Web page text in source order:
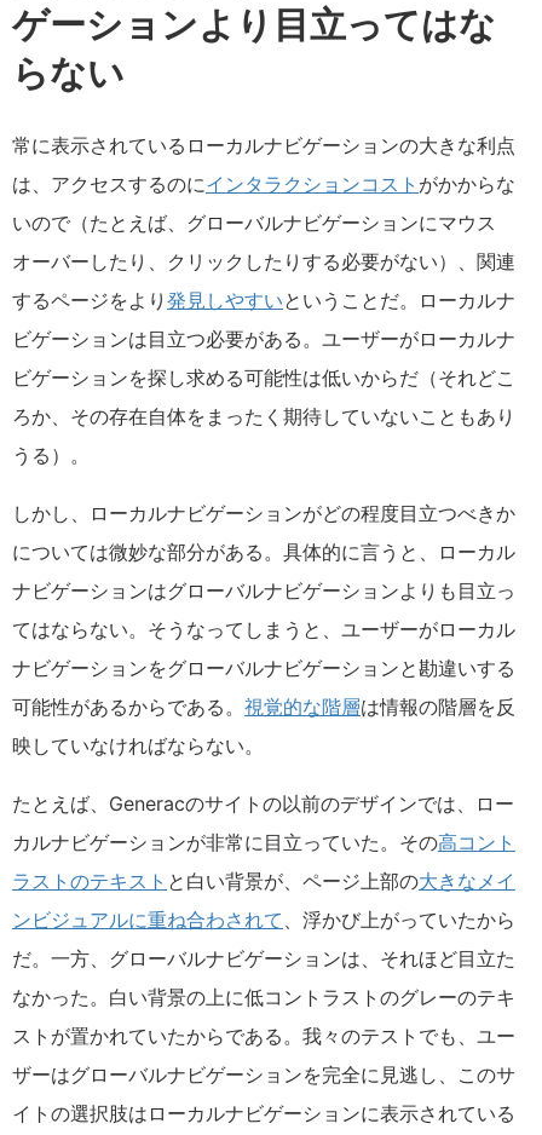
ゲーションより目立ってはな
らない
常に表示されているローカルナビゲーションの大きな利点
は、アクセスするのにインタラクションコスト がかからな
いので（たとえば、グローバルナビゲーションにマウス
オーバーしたり、クリックしたりする必要がない）、関連
するページをより 発見しやすいということだ。ローカルナ
ビゲーションは目立つ必要がある。ユーザーがローカルナ
ビゲーションを探し求める可能性は低いからだ（それどこ
ろか、その存在自体をまったく期待していないこともあり
うる）。
しかし、ローカルナビゲーションがどの程度目立つべきか
については微妙な部分がある。具体的に言うと、ローカル
ナビゲーションはグローバルナビゲーションよりも目立っ
てはならない。そうなってしまうと、ユーザーがローカル
ナビゲーションをグローバルナビゲーションと勘違いする
可能性があるからである。 視覚的な階層は情報の階層を反
映していなければならない。
たとえば、Generacのサイトの以前のデザインでは、ロー
カルナビゲーションが非常に目立っていた。その高コント
ラストのテキスト と白い背景が、ページ上部の大きなメイ
ンビジュアルに重ね合わされて 、浮かび上がっていたから
だ。一方、グローバルナビゲーションは、それほど目立た
なかった。白い背景の上に低コントラストのグレーのテキ
ストが置かれていたからである。我々のテストでも、ユー
ザーはグローバルナビゲーションを完全に見逃し、このサ
イトの選択肢はローカルナビゲーションに表示されている